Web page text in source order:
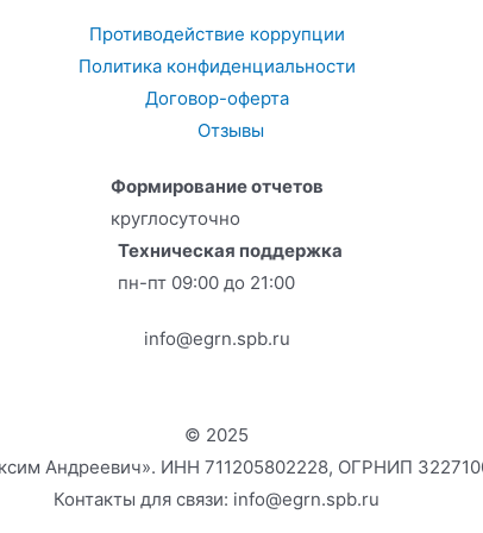
Противодействие коррупции
Политика конфиденциальности
Договор-оферта
Отзывы
Формирование отчетов
круглосуточно
Техническая поддержка
пн-пт 09:00 до 21:00
info@egrn.spb.ru
© 2025
Андреевич». ИНН 711205802228, ОГРНИП
Контакты для связи: info@egrn.spb.ru